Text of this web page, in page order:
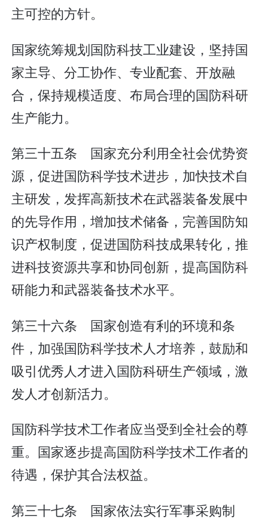
主可控的方针。
国家统筹规划国防科技工业建设，坚持国
家主导、分工协作、专业配套、开放融
合，保持规模适度、布局合理的国防科研
生产能力。
第三十五条 国家充分利用全社会优势资
源，促进国防科学技术进步，加快技术自
主研发，发挥高新技术在武器装备发展中
的先导作用，增加技术储备，完善国防知
识产权制度，促进国防科技成果转化，推
进科技资源共享和协同创新，提高国防科
研能力和武器装备技术水平。
第三十六条 国家创造有利的环境和条
件，加强国防科学技术人才培养，鼓励和
吸引优秀人才进入国防科研生产领域，激
发人才创新活力。
国防科学技术工作者应当受到全社会的尊
重。国家逐步提高国防科学技术工作者的
待遇，保护其合法权益。
第三十七条 国家依法实行军事采购制